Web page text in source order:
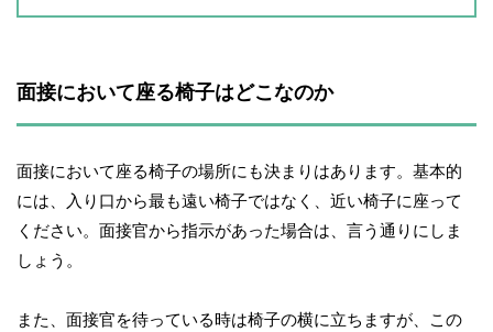
面接において座る椅子はどこなのか
面接において座る椅子の場所にも決まりはあります。基本的
には、入り口から最も遠い椅子ではなく、近い椅子に座って
ください。面接官から指示があった場合は、言う通りにしま
しょう。
また、面接官を待っている時は椅子の横に立ちますが、この